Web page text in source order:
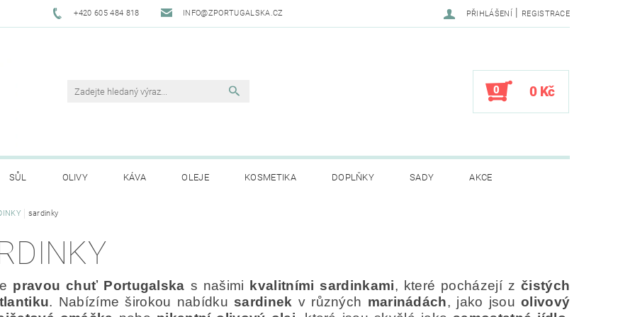
+420 605 484 818 INFO@ZPORTUGALSKA.CZ PŘIHLÁŠENÍ | REGISTRACE
0 0 Kč
SŮL OLIVY KÁVA OLEJE KOSMETIKA DOPLŇKY SADY AKCE
O NÁS
sardinky
pravou chuť Portugalska s našimi kvalitními sardinkami, které pocházejí z čistých
. Nabízíme širokou nabídku sardinek v různých marinádách, jako jsou olivový